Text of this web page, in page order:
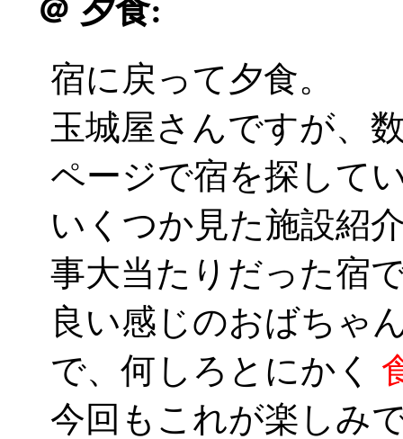
＠ 夕食:
宿に戻って夕食。
玉城屋さんですが、
ページで宿を探して
いくつか見た施設紹
事大当たりだった宿
良い感じのおばちゃ
で、何しろとにかく
今回もこれが楽しみ